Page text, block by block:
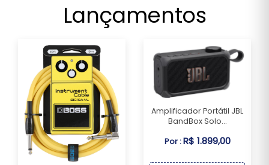
Lançamentos
Amplificador Portátil JBL
BandBox Solo...
Por :R$ 1.899,00